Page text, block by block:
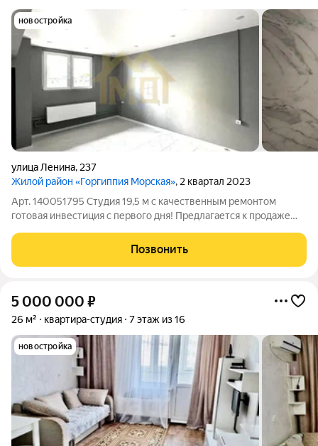
новостройка
улица Ленина, 237
Жилой район «Горгиппия Морская», 2 квартал 2023
Арт. 140051795 Студия 19,5 м с качественным ремонтом
готовая инвестиция с первого дня! Предлагается к продаже
ремонтом, полностью готовая к эксплуатации. Это отличный
вариант как для собственного
Позвонить
5 000 000 ₽
26 м² квартира-студия 7 этаж из 16
новостройка